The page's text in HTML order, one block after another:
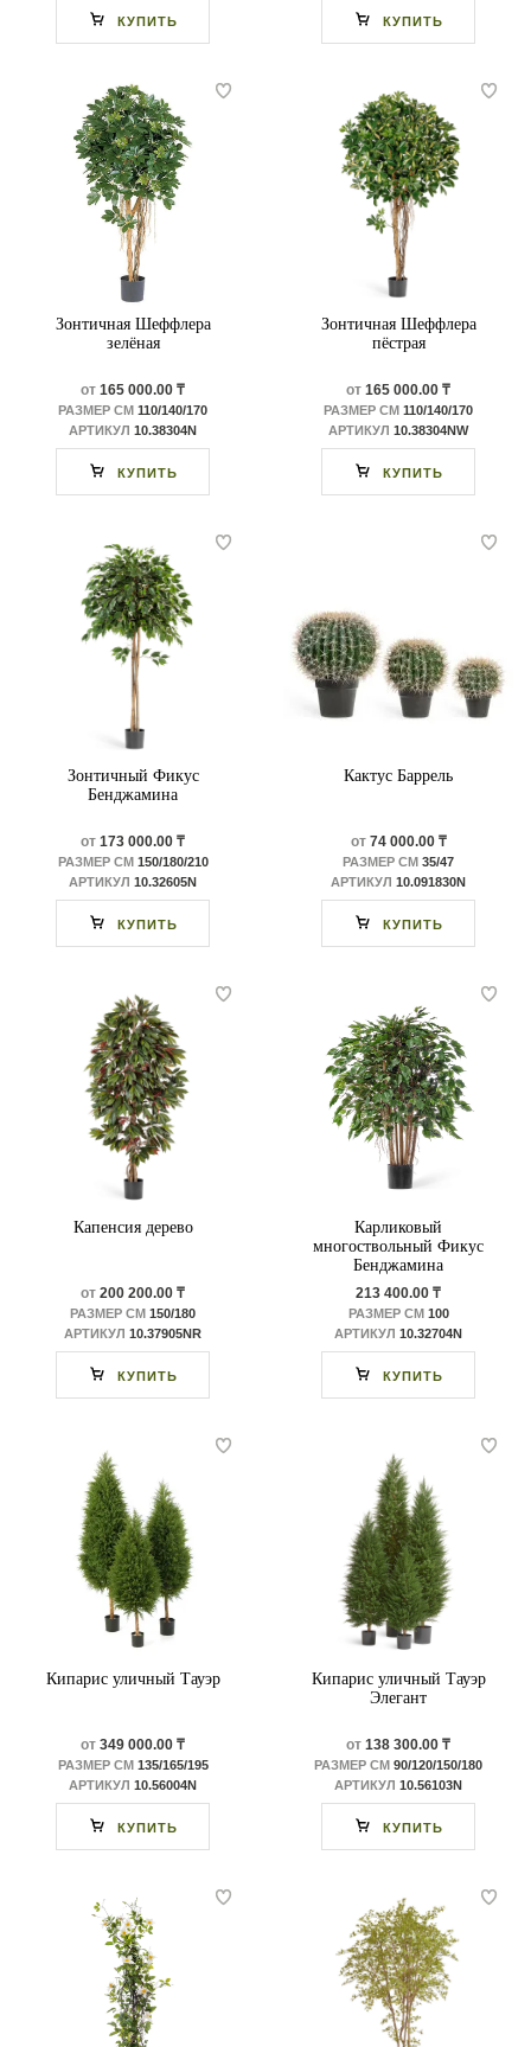
КУПИТЬ КУПИТЬ
Зонтичная Шеффлера
зелёная
от 165 000.00 ₸
РАЗМЕР СМ 110/140/170
АРТИКУЛ 10.38304N
КУПИТЬ
Зонтичная Шеффлера
пёстрая
от 165 000.00 ₸
РАЗМЕР СМ 110/140/170
АРТИКУЛ 10.38304NW
КУПИТЬ
Зонтичный Фикус
Бенджамина
от 173 000.00 ₸
РАЗМЕР СМ 150/180/210
АРТИКУЛ 10.32605N
КУПИТЬ
Кактус Баррель
от74 000.00 ₸
РАЗМЕР СМ 35/47
АРТИКУЛ 10.091830N
КУПИТЬ
Капенсия дерево
от 200 200.00 ₸
РАЗМЕР СМ 150/180
АРТИКУЛ 10.37905NR
КУПИТЬ
Карликовый
многоствольный Фикус
Бенджамина
213 400.00 ₸
РАЗМЕР СМ 100
АРТИКУЛ 10.32704N
КУПИТЬ
Кипарис уличный Тауэр
от 349 000.00 ₸
РАЗМЕР СМ 135/165/195
АРТИКУЛ 10.56004N
КУПИТЬ
Кипарис уличный Тауэр
Элегант
от 138 300.00 ₸
РАЗМЕР СМ 90/120/150/180
АРТИКУЛ 10.56103N
КУПИТЬ